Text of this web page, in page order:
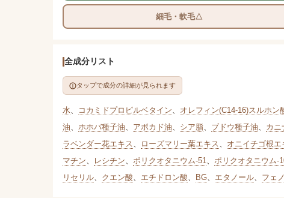
細毛・軟毛△
全成分リスト
タップで成分の詳細が見られます
水、 コカミドプロピルベタイン、 オレフィン(C14-16)スルホン
油、 ホホバ種子油、 アボカド油、 シア脂、 ブドウ種子油、 カニ
ラベンダー花エキス、 ローズマリー葉エキス、 オニイチゴ根エ
マチン、 レシチン、 ポリクオタニウム-51、 ポリクオタニウム-
リセリル、 クエン酸、 エチドロン酸、 BG、 エタノール、 フェ